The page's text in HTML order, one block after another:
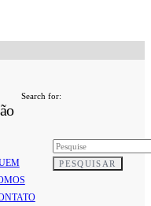
Search for:
PESQUISAR